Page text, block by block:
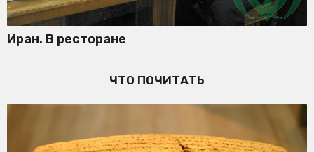
Иран. В ресторане
ЧТО ПОЧИТАТЬ